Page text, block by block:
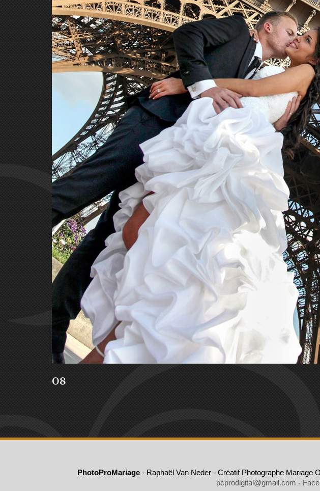
08
PhotoProMariage - Raphaël Van Neder - Créatif Photographe Mariage
pcprodigital@gmail.com -